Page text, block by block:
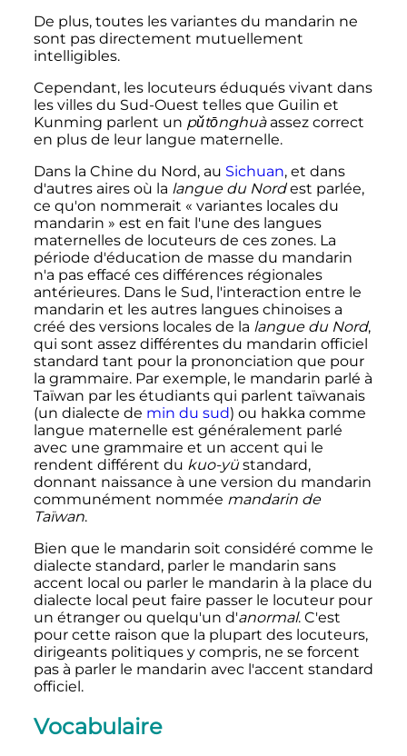
De plus, toutes les variantes du mandarin ne
sont pas directement mutuellement
intelligibles.
Cependant, les locuteurs éduqués vivant dans
les villes du Sud-Ouest telles que Guilin et
Kunming parlent un pǔtōnghuàassez correct
en plus de leur langue maternelle.
Dans la Chine du Nord, au Sichuan, et dans
d'autres aires où la langue du Nordest parlée,
ce qu'on nommerait « variantes locales du
mandarin » est en fait l'une des langues
maternelles de locuteurs de ces zones. La
période d'éducation de masse du mandarin
n'a pas effacé ces différences régionales
antérieures. Dans le Sud, l'interaction entre le
mandarin et les autres langues chinoises a
créé des versions locales de la langue du Nord,
qui sont assez différentes du mandarin officiel
standard tant pour la prononciation que pour
la grammaire. Par exemple, le mandarin parlé à
Taïwan par les étudiants qui parlent taïwanais
(un dialecte de min du sud) ou hakka comme
langue maternelle est généralement parlé
avec une grammaire et un accent qui le
rendent différent du kuo-yüstandard,
donnant naissance à une version du mandarin
communément nommée mandarin de
Taïwan.
Bien que le mandarin soit considéré comme le
dialecte standard, parler le mandarin sans
accent local ou parler le mandarin à la place du
dialecte local peut faire passer le locuteur pour
un étranger ou quelqu'un d'anormal. C'est
pour cette raison que la plupart des locuteurs,
dirigeants politiques y compris, ne se forcent
pas à parler le mandarin avec l'accent standard
officiel.
Vocabulaire